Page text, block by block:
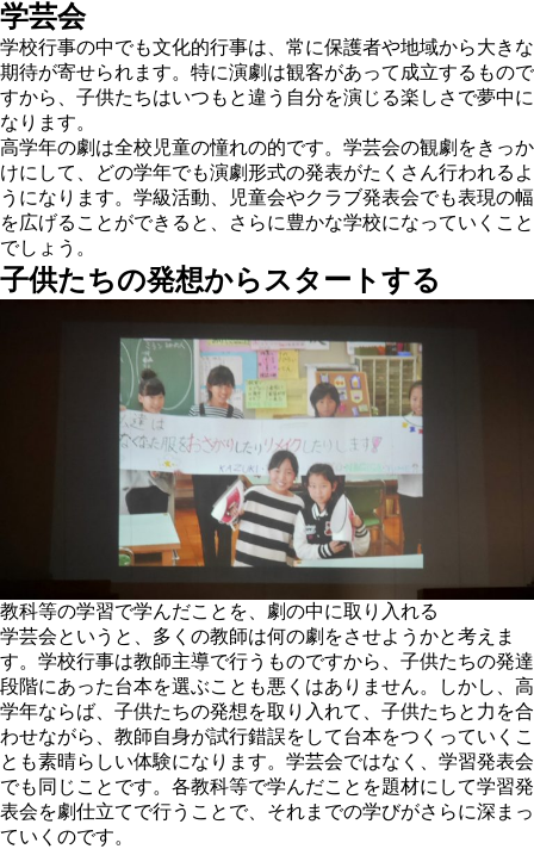
学芸会
学校行事の中でも文化的行事は、常に保護者や地域から大きな
期待が寄せられます。特に演劇は観客があって成立するもので
すから、子供たちはいつもと違う自分を演じる楽しさで夢中に
なります。
高学年の劇は全校児童の憧れの的です。学芸会の観劇をきっか
けにして、どの学年でも演劇形式の発表がたくさん行われるよ
うになります。学級活動、児童会やクラブ発表会でも表現の幅
を広げることができると、さらに豊かな学校になっていくこと
でしょう。
子供たちの発想からスタートする
教科等の学習で学んだことを、劇の中に取り入れる
学芸会というと、多くの教師は何の劇をさせようかと考えま
す。学校行事は教師主導で行うものですから、子供たちの発達
段階にあった台本を選ぶことも悪くはありません。しかし、高
学年ならば、子供たちの発想を取り入れて、子供たちと力を合
わせながら、教師自身が試行錯誤をして台本をつくっていくこ
とも素晴らしい体験になります。学芸会ではなく、学習発表会
でも同じことです。各教科等で学んだことを題材にして学習発
表会を劇仕立てで行うことで、それまでの学びがさらに深まっ
ていくのです。